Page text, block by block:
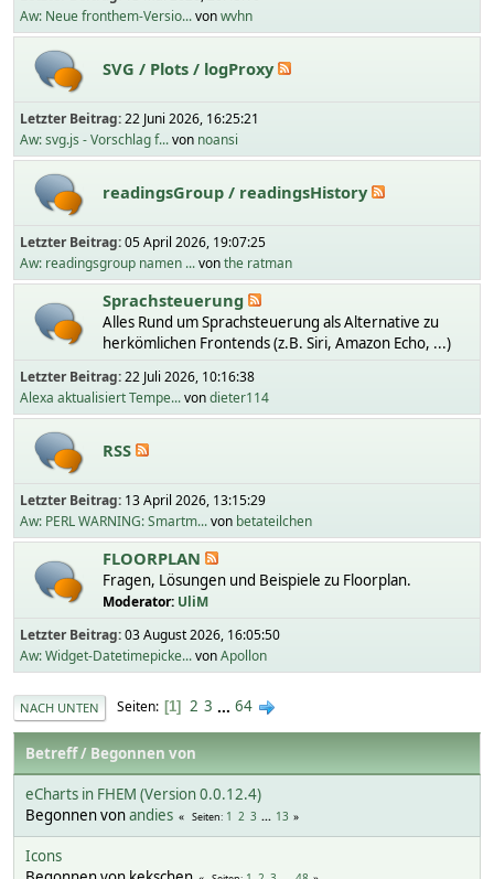
Aw: Neue fronthem-Versio...vonwvhn
SVG / Plots / logProxy
Letzter Beitrag:22 Juni 2026, 16:25:21
Aw: svg.js - Vorschlag f...von noansi
readingsGroup / readingsHistory
Letzter Beitrag:05 April 2026, 19:07:25
Aw: readingsgroup namen ...vonthe ratman
Sprachsteuerung
Alles Rund um Sprachsteuerung als Alternative zu
herkömlichen Frontends (z.B. Siri, Amazon Echo, ...)
Letzter Beitrag:22 Juli 2026, 10:16:38
Alexa aktualisiert Tempe...vondieter114
RSS
Letzter Beitrag: 13 April 2026, 13:15:29
Aw: PERL WARNING: Smartm...von betateilchen
FLOORPLAN
Fragen, Lösungen und Beispiele zu Floorplan.
Moderator: UliM
Letzter Beitrag:03 August 2026, 16:05:50
Aw: Widget-Datetimepicke...vonApollon
NACH UNTEN Seiten 1 2 3 ... 64
Betreff/ Begonnen von
eCharts in FHEM (Version 0.0.12.4)
Begonnen vonandies Seiten 1 2 3 ... 13
Icons